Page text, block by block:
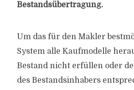
Bestandsübertragung.
Um das für den Makler
System alle Kaufmodelle
Bestand nicht erfüllen oder
des Bestandsinhabers